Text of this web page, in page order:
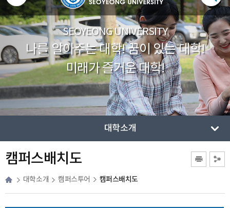
SEOYEONG UNIVERSITY
나를 알아주는 대학! 꿈이 있는 대학!
미래가 즐거운 대학!
대학소개
캠퍼스배치도
대학소개 캠퍼스투어 캠퍼스배치도